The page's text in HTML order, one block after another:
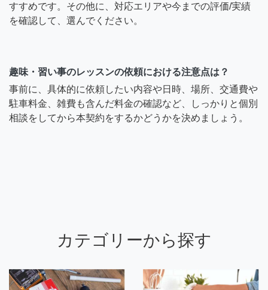
すすめです。その他に、対応エリアや今までの評価/実績
を確認して、選んでください。
趣味・習い事のレッスンの依頼における注意点は？
事前に、具体的に依頼したい内容や日時、場所、交通費や
駐車料金、雑費も含んだ料金の確認など、しっかりと個別
相談をしてから本契約をするかどうかを決めましょう。
カテゴリーから探す